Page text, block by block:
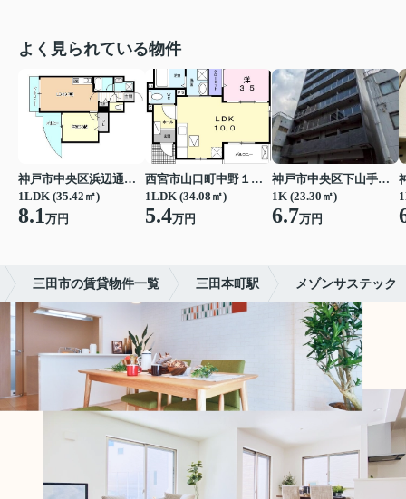
よく見られている物件
神戸市中央区浜辺通３丁目
1LDK (35.42㎡)
8.1万円
西宮市山口町中野１丁目
1LDK (34.08㎡)
5.4万円
神戸市中央区下山手通７丁目
1K (23.30㎡)
6.7万円
三田市の賃貸物件一覧 三田本町駅 メゾンサステック